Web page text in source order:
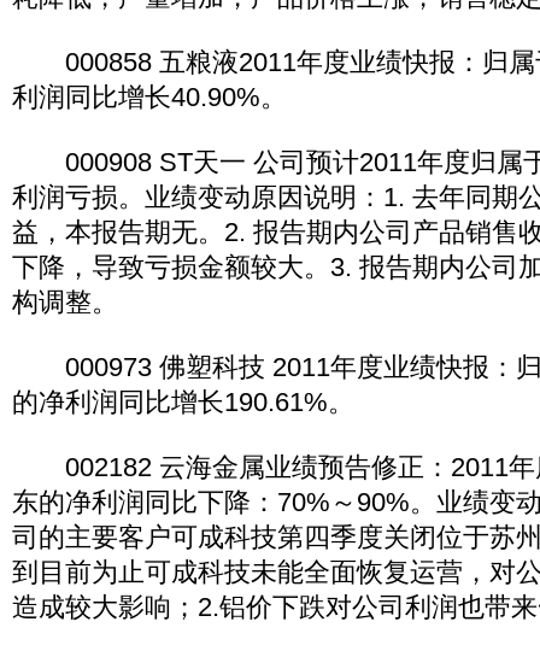
000858 五粮液2011年度业绩快报：归属
利润同比增长40.90%。
000908 ST天一 公司预计2011年度归属
利润亏损。业绩变动原因说明：1. 去年同期
益，本报告期无。2. 报告期内公司产品销售
下降，导致亏损金额较大。3. 报告期内公司
构调整。
000973 佛塑科技 2011年度业绩快报：
的净利润同比增长190.61%。
002182 云海金属业绩预告修正：2011年
东的净利润同比下降：70%～90%。业绩变
司的主要客户可成科技第四季度关闭位于苏
到目前为止可成科技未能全面恢复运营，对
造成较大影响；2.铝价下跌对公司利润也带